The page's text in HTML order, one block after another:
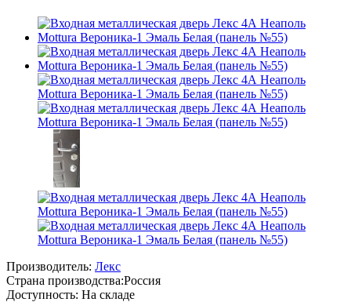
Производитель: Лекс
Страна производства:Россия
Доступность: На складе